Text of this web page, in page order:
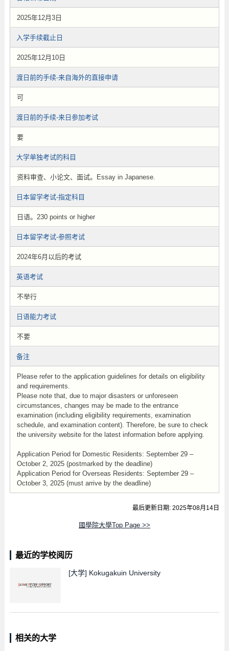
2025年12月3日
入学手续截止日
2025年12月10日
渡日前的手续-来自海外的直接申请
可
渡日前的手续-来日参加考试
要
大学单独考试的科目
资料审查、小论文、面试。Essay in Japanese.
日本留学考试-指定科目
日语。230 points or higher
日本留学考试-参照考试
2024年6月以后的考试
英语考试
不举行
日语能力考试
不要
备注
Please refer to the application guidelines for details on eligibility
and requirements.
Please note that, due to major disasters or unforeseen
circumstances, changes may be made to the entrance
examination (including eligibility requirements, examination
schedule, and examination content). Therefore, be sure to check
the university website for the latest information before applying.
Application Period for Domestic Residents: September 29 –
October 2, 2025 (postmarked by the deadline)
Application Period for Overseas Residents: September 29 –
October 3, 2025 (must arrive by the deadline)
最后更新日期: 2025年08月14日
國學院大學Top Page >>
最近的学校阅历
[大学] Kokugakuin University
相关的大学